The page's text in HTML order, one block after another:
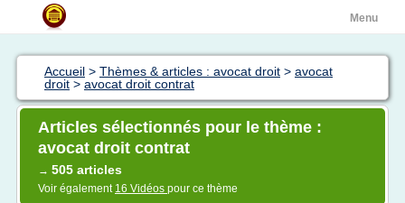
Menu
Accueil > Thèmes & articles : avocat droit > avocat
droit > avocat droit contrat
Articles sélectionnés pour le thème :
avocat droit contrat
→ 505 articles
Voir également 16 Vidéos pour ce thème